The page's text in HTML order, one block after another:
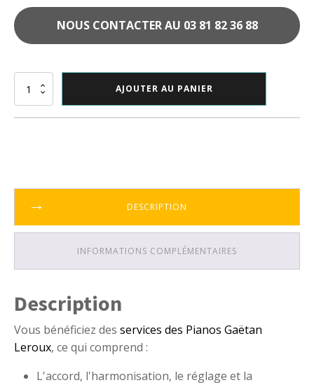
était :
6
est :
5
NOUS CONTACTER AU 03 81 82 36 88
quantité
AJOUTER AU PANIER
DESCRIPTION
INFORMATIONS COMPLÉMENTAIRES
Description
Vous bénéficiez des services des Pianos Gaëtan
Leroux, ce qui comprend :
L'accord, l'harmonisation, le réglage et la